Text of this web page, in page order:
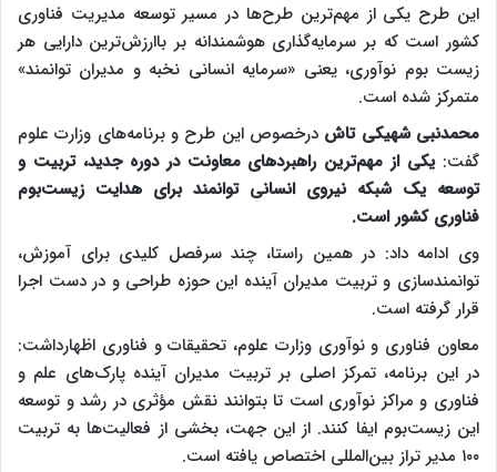
این طرح یکی از مهم‌ترین طرح‌ها در مسیر توسعه مدیریت فناوری
کشور است که بر سرمایه‌گذاری هوشمندانه بر باارزش‌ترین دارایی هر
زیست بوم نوآوری، یعنی «سرمایه انسانی نخبه و مدیران توانمند»
متمرکز شده است.
محمدنبی شهیکی تاش درخصوص این طرح و برنامه‌های وزارت علوم
گفت: یکی از مهم‌ترین راهبردهای معاونت در دوره جدید، تربیت و
توسعه یک شبکه نیروی انسانی توانمند برای هدایت زیست‌بوم
فناوری کشور است.
وی ادامه داد: در همین راستا، چند سرفصل کلیدی برای آموزش،
توانمندسازی و تربیت مدیران آینده این حوزه طراحی و در دست اجرا
قرار گرفته است.
معاون فناوری و نوآوری وزارت علوم، تحقیقات و فناوری اظهارداشت:
در این برنامه، تمرکز اصلی بر تربیت مدیران آینده پارک‌های علم و
فناوری و مراکز نوآوری است تا بتوانند نقش مؤثری در رشد و توسعه
این زیست‌بوم ایفا کنند. از این جهت، بخشی از فعالیت‌ها به تربیت
۱۰۰ مدیر تراز بین‌المللی اختصاص یافته است.